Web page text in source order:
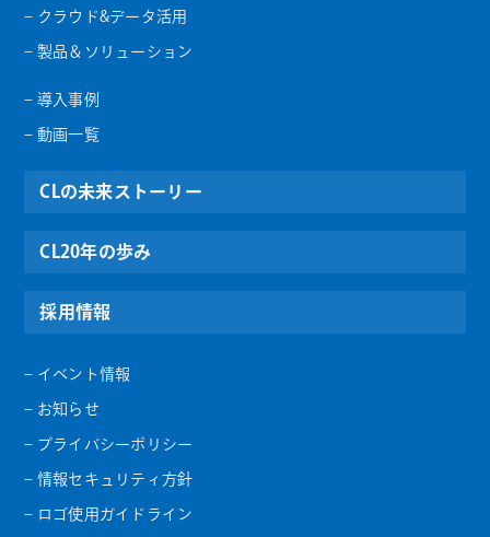
– クラウド&データ活用
– 製品＆ソリューション
– 導入事例
– 動画一覧
CLの未来ストーリー
CL20年の歩み
採用情報
– イベント情報
– お知らせ
– プライバシーポリシー
– 情報セキュリティ方針
– ロゴ使用ガイドライン